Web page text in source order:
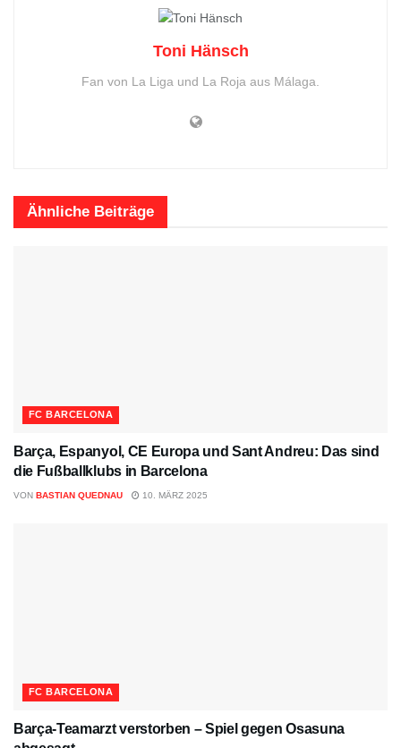
Toni Hänsch
Fan von La Liga und La Roja aus Málaga.
Ähnliche Beiträge
FC BARCELONA
Barça, Espanyol, CE Europa und Sant Andreu: Das sind
die Fußballklubs in Barcelona
VON BASTIAN QUEDNAU 10. MÄRZ 2025
FC BARCELONA
Barça-Teamarzt verstorben – Spiel gegen Osasuna